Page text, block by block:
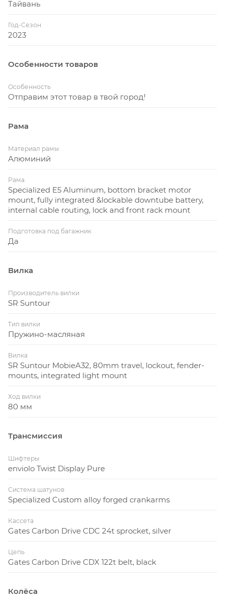
шоссе.
Используй приложение Mission Control, чтобы
дезактивировать велосипед и включить датчик
владельца не сможет включить мотор.
съёмная батарея с возможностью блокировки.
багажником грузоподъёмностью 27 кг. Задний
багажник подходит для использования с детским
который фиксируется на оси.
Тайвань
Год-Сезон
2023
Особенности товаров
Особенность
Отправим этот товар в твой город!
Рама
Материал рамы
Алюминий
Рама
Specialized E5 Aluminum, bottom bracket motor
mount, fully integrated &lockable downtube battery,
internal cable routing, lock and front rack mount
Подготовка под багажник
Да
Вилка
Производитель вилки
SR Suntour
Тип вилки
Пружино-масляная
Вилка
SR Suntour MobieA32, 80mm travel, lockout, fender-
mounts, integrated light mount
Ход вилки
80 мм
Трансмиссия
Шифтеры
enviolo Twist Display Pure
Система шатунов
Specialized Custom alloy forged crankarms
Кассета
Gates Carbon Drive CDC 24t sprocket, silver
Цепь
Gates Carbon Drive CDX 122t belt, black
Колёса